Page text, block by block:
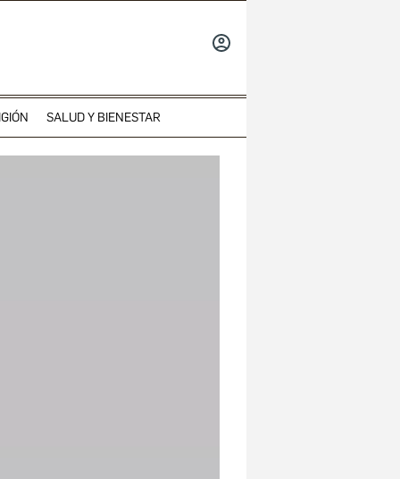
SALUD Y BIENESTAR